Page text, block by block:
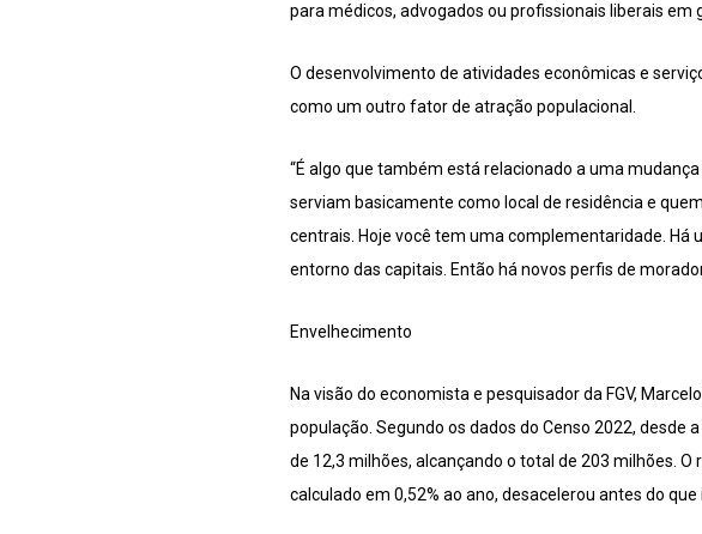
para médicos, advogados ou profissionais liberais em
O desenvolvimento de atividades econômicas e
como um outro fator de atração populacional.
“É algo que também está relacionado a uma
serviam basicamente como local de residência e
centrais. Hoje você tem uma complementaridade. Há
entorno das capitais. Então há novos perfis de
Envelhecimento
Na visão do economista e pesquisador da FGV,
população. Segundo os dados do Censo 2022,
de 12,3 milhões, alcançando o total de 203 milhões.
calculado em 0,52% ao ano, desacelerou antes do que